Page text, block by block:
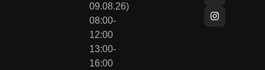
09.08.26)
08:00-
12:00
13:00-
16:00